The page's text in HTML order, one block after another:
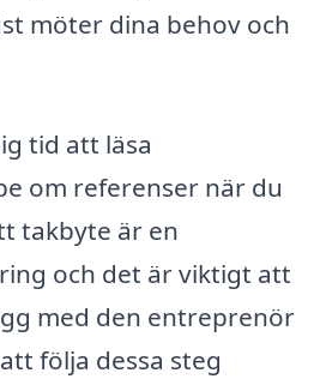
möter dina behov och
tid att läsa
om referenser när du
takbyte är en
och det är viktigt att
med den entreprenör
följa dessa steg